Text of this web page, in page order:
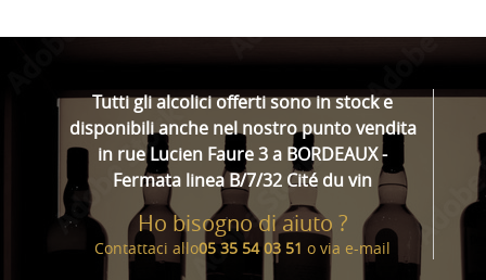
Tutti gli alcolici offerti sono in stock e
disponibili anche nel nostro punto vendita
in rue Lucien Faure 3 a BORDEAUX -
Fermata linea B/7/32 Cité du vin
Ho bisogno di aiuto ?
Contattaci allo05 35 54 03 51 o via e-mail